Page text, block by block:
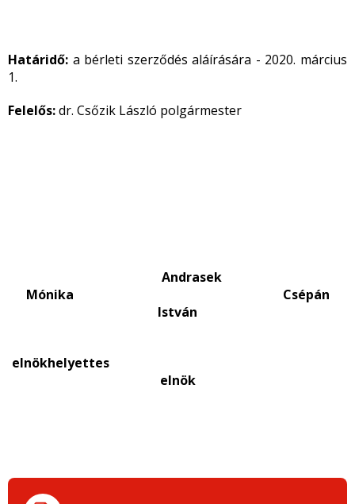
Határidő: a bérleti szerződés aláírására - 2020. március
1.
Felelős:dr. Csőzik László polgármester
Andrasek
Mónika Csépán
István
elnökhelyettes
elnök